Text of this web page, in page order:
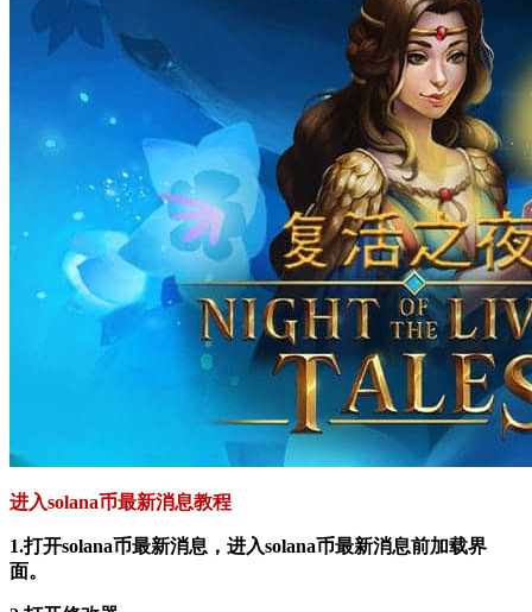
进入solana币最新消息教程
1.打开solana币最新消息，进入solana币最新消息前加载界
面。